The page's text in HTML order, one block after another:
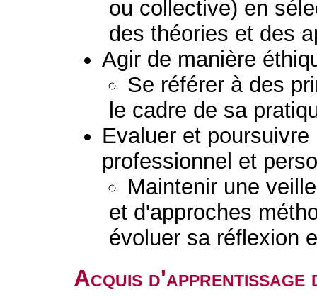
ou collective) en
des théories et des
Agir de manière
Se référer à des
le cadre de sa
Evaluer et
professionnel et
Maintenir une
et d'approches
évoluer sa réflexion
Acquis d'apprentissage